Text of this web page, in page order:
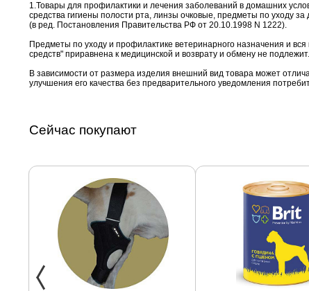
1.Товары для профилактики и лечения заболеваний в домашних
средства гигиены полости рта, линзы очковые, предметы по уходу
(в ред. Постановления Правительства РФ от 20.10.1998 N 1222).
Предметы по уходу и профилактике ветеринарного назначения и
средств" приравнена к медицинской и возврату и обмену не подлежит.
В зависимости от размера изделия внешний вид товара может
улучшения его качества без предварительного уведомления
Сейчас покупают